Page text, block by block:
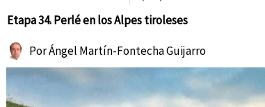
Etapa 34. Perlé en los Alpes tiroleses
PorÁngel Martín-Fontecha Guijarro